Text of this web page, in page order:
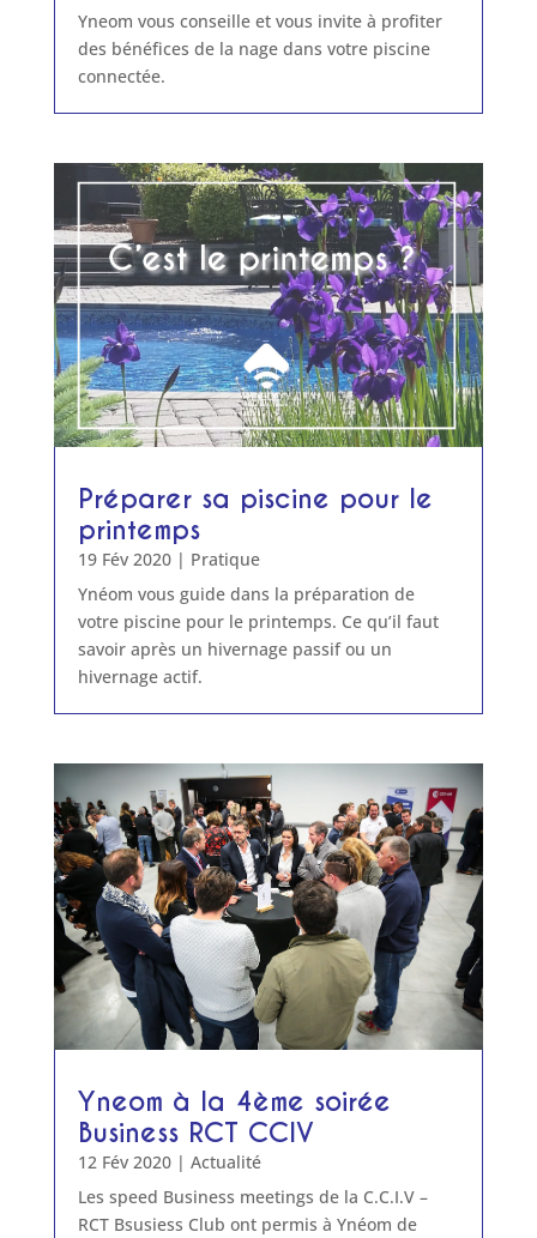
Yneom vous conseille et vous invite à profiter
des bénéfices de la nage dans votre piscine
connectée.
Préparer sa piscine pour le
printemps
19 Fév 2020| Pratique
Ynéom vous guide dans la préparation de
votre piscine pour le printemps. Ce qu’il faut
savoir après un hivernage passif ou un
hivernage actif.
Yneom à la 4ème soirée
Business RCT CCIV
12 Fév 2020| Actualité
Les speed Business meetings de la C.C.I.V –
RCT Bsusiess Club ont permis à Ynéom de